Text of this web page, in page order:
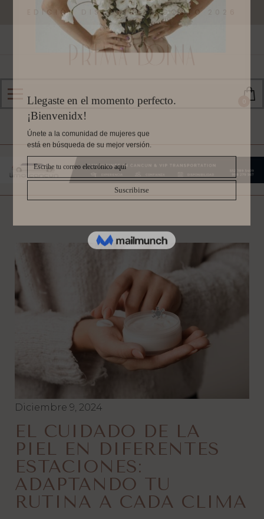
EDICIÓN DISPONIBLE AGOSTO 2026
Diciembre 9, 2024
EL CUIDADO DE LA
PIEL EN DIFERENTES
ESTACIONES:
ADAPTANDO TU
RUTINA A CADA CLIMA